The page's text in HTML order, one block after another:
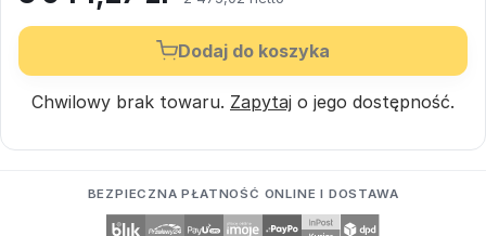
Dodaj do koszyka
Chwilowy brak towaru. Zapytaj o jego dostępność.
BEZPIECZNA PŁATNOŚĆ ONLINE I DOSTAWA